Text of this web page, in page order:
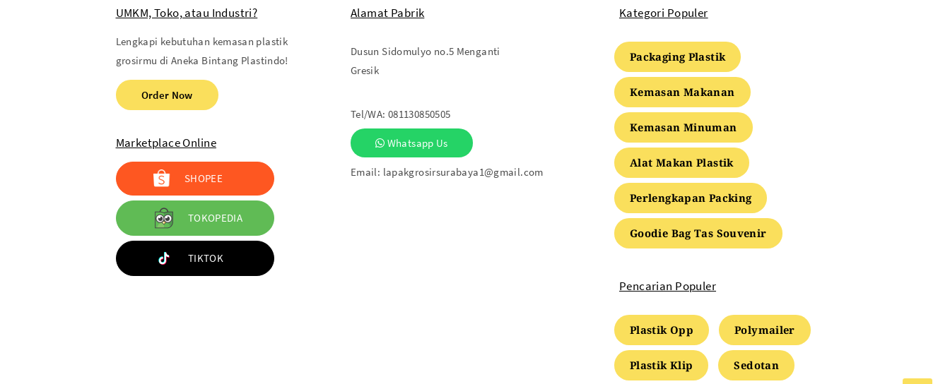
UMKM, Toko, atau Industri?
Lengkapi kebutuhan kemasan plastik
grosirmu di Aneka Bintang Plastindo!
Order Now
Marketplace Online
SHOPEE
TOKOPEDIA
TIKTOK
Alamat Pabrik
Dusun Sidomulyo no.5 Menganti
Gresik
Tel/WA: 081130850505
Whatsapp Us
Email: lapakgrosirsurabaya1@gmail.com
Kategori Populer
Packaging Plastik
Kemasan Makanan
Kemasan Minuman
Alat Makan Plastik
Perlengkapan Packing
Goodie Bag Tas Souvenir
Pencarian Populer
Plastik Opp Polymailer
Plastik Klip Sedotan